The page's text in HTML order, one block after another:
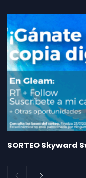
SORTEO Skyward